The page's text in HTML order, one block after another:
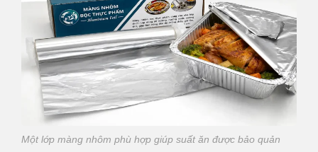
Một lớp màng nhôm phù hợp giúp suất ăn được bảo quản